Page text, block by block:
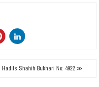
Hadits Shahih Bukhari No: 4922 ≫